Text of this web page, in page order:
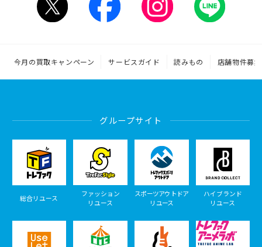
今月の買取キャンペーン サービスガイド 読みもの 店舗物件募集
グループサイト
総合リユース
ファッション
リユース
スポーツアウトドア
リユース
ハイブランド
リユース